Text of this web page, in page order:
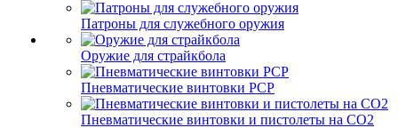
Патроны для служебного оружия
Оружие для страйкбола
Пневматические винтовки PCP
Пневматические винтовки и пистолеты на CO2